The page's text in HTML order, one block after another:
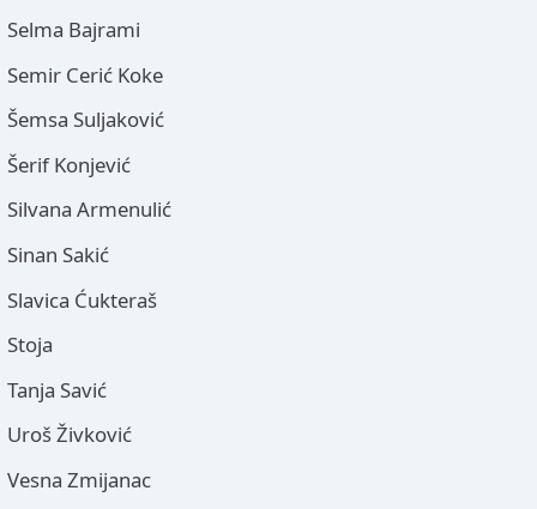
Selma Bajrami
Semir Cerić Koke
Šemsa Suljaković
Šerif Konjević
Silvana Armenulić
Sinan Sakić
Slavica Ćukteraš
Stoja
Tanja Savić
Uroš Živković
Vesna Zmijanac